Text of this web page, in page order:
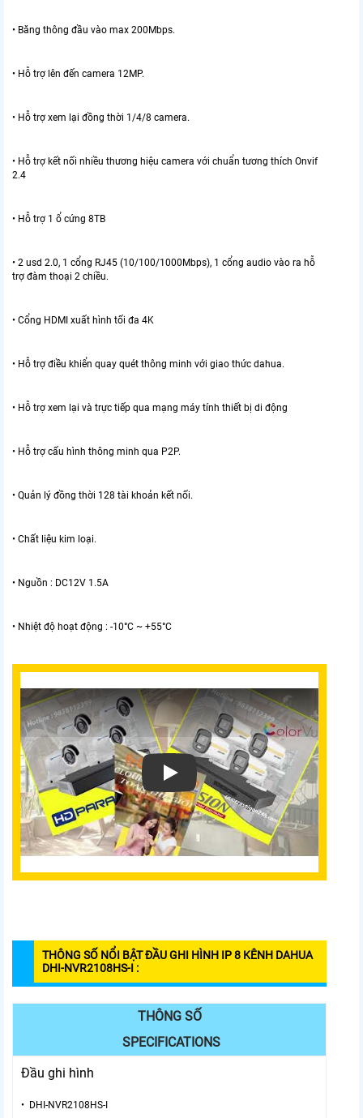
• Băng thông đầu vào max 200Mbps.
• Hỗ trợ lên đến camera 12MP.
• Hỗ trợ xem lại đồng thời 1/4/8 camera.
• Hỗ trợ kết nối nhiều thương hiệu camera với chuẩn tương thích Onvif
2.4
• Hỗ trợ 1 ổ cứng 8TB
• 2 usd 2.0, 1 cổng RJ45 (10/100/1000Mbps), 1 cổng audio vào ra hỗ
trợ đàm thoại 2 chiều.
• Cổng HDMI xuất hình tối đa 4K
• Hỗ trợ điều khiển quay quét thông minh với giao thức dahua.
• Hỗ trợ xem lại và trực tiếp qua mạng máy tính thiết bị di động
• Hỗ trợ cấu hình thông minh qua P2P.
• Quản lý đồng thời 128 tài khoản kết nối.
• Chất liệu kim loại.
• Nguồn : DC12V 1.5A
• Nhiệt độ hoạt động : -10°C ~ +55°C
THÔNG SỐ NỔI BẬTĐẦU GHI HÌNH IP 8 KÊNH DAHUA
DHI-NVR2108HS-I :
THÔNG SỐ
SPECIFICATIONS
Đầu ghi hình
• DHI-NVR2108HS-I